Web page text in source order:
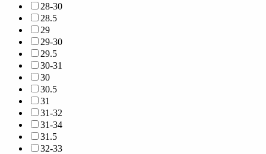
28-30
28.5
29
29-30
29.5
30-31
30
30.5
31
31-32
31-34
31.5
32-33